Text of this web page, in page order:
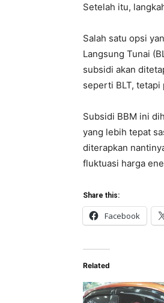
Setelah itu,
Salah satu opsi
Langsung Tunai
subsidi akan
seperti BLT, tetapi
Subsidi BBM ini
yang lebih tepat
diterapkan
fluktuasi harga
Share this:
Facebook
Related